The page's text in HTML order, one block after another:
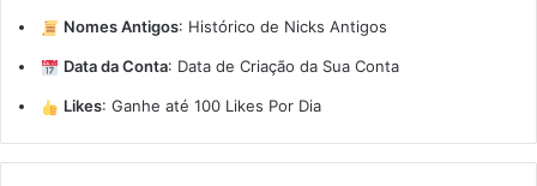
Nomes Antigos: Histórico de Nicks Antigos
Data da Conta: Data de Criação da Sua Conta
Likes: Ganhe até 100 Likes Por Dia